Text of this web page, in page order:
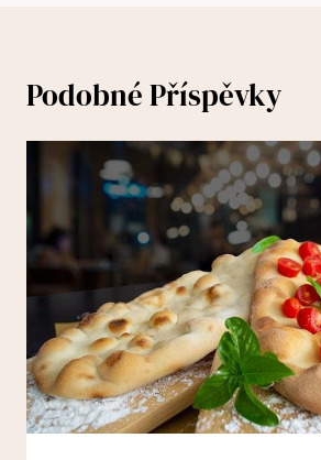
Podobné Příspěvky